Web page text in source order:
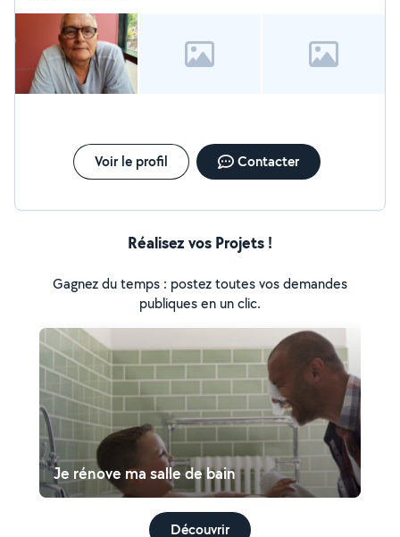
Voir le profil Contacter
Réalisez vos Projets !
Gagnez du temps : postez toutes vos demandes
publiques en un clic.
Je rénove ma salle de bain
Découvrir